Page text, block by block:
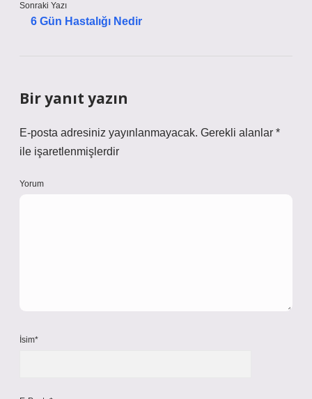
Sonraki Yazı
6 Gün Hastalığı Nedir
Bir yanıt yazın
E-posta adresiniz yayınlanmayacak. Gerekli alanlar *
ile işaretlenmişlerdir
Yorum
İsim*